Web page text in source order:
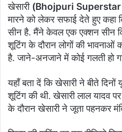
खेसारी(Bhojpuri
मारने को लेकर सफाई देते हुए कहा
सीन है. मैंने केवल एक एक्शन सीन
शूटिंग के दौरान लोगों की भावनाओं
है. जाने-अनजाने में कोई गलती हो गई
यहाँ बता दें कि खेसारी ने बीते दिन‍ों
शूटिंग की थी. खेसारी लाल यादव
के दौरान खेसारी ने जूता पहनकर